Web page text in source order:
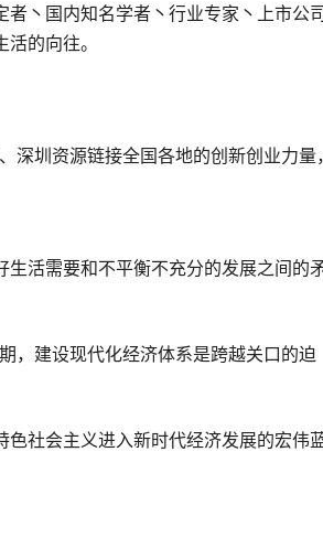
丶国内知名学者丶行业专家丶上市公
的向往。
圳资源链接全国各地的创新创业力
活需要和不平衡不充分的发展之间的
，建设现代化经济体系是跨越关口的迫
社会主义进入新时代经济发展的宏伟